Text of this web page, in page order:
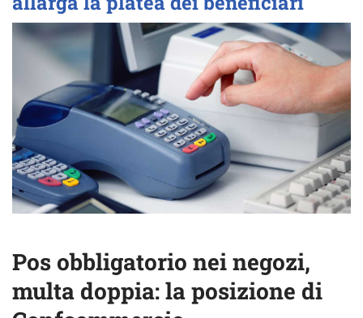
Pos obbligatorio nei negozi,
multa doppia: la posizione di